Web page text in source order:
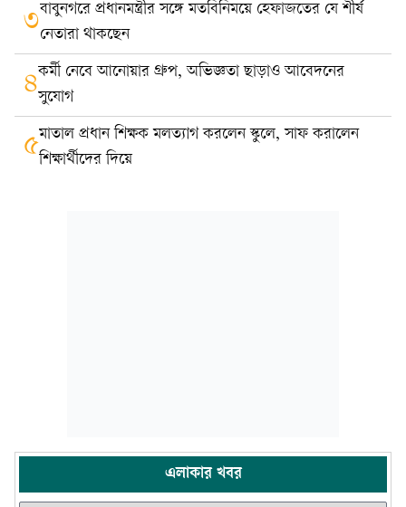
৩বাবুনগরে প্রধানমন্ত্রীর সঙ্গে মতবিনিময়ে হেফাজতের যে শীর্ষ
নেতারা থাকছেন
৪কর্মী নেবে আনোয়ার গ্রুপ, অভিজ্ঞতা ছাড়াও আবেদনের
সুযোগ
৫মাতাল প্রধান শিক্ষক মলত্যাগ করলেন স্কুলে, সাফ করালেন
শিক্ষার্থীদের দিয়ে
এলাকার খবর